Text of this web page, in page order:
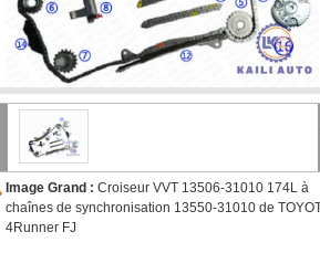
Image Grand : Croiseur VVT 13506-31010 174L à
chaînes de synchronisation 13550-31010 de
4Runner FJ